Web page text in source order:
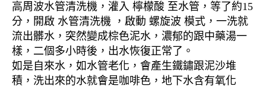
高周波水管清洗機，灌入 檸檬酸 至水管，等了約15
分，開啟 水管清洗機 ，啟動 螺旋波 模式，一洗就
流出髒水，突然變成棕色泥水，濃郁的跟中藥湯一
樣，二個多小時後，出水恢復正常了。
如是自來水，如水管老化，會產生鐵鏽跟泥沙堆
積，洗出來的水就會是咖啡色，地下水含有氧化